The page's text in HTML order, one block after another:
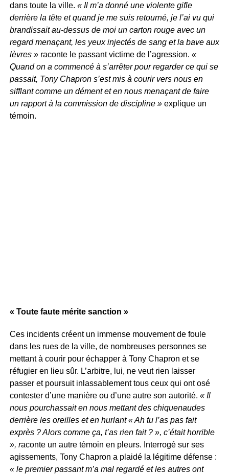
dans toute la ville. « Il m’a donné une violente gifle
derrière la tête et quand je me suis retourné, je l’ai vu qui
brandissait au-dessus de moi un carton rouge avec un
regard menaçant, les yeux injectés de sang et la bave aux
lèvres »raconte le passant victime de l’agression. «
Quand on a commencé à s’arrêter pour regarder ce qui se
passait, Tony Chapron s’est mis à courir vers nous en
sifflant comme un dément et en nous menaçant de faire
un rapport à la commission de discipline »explique un
témoin.
« Toute faute mérite sanction »
Ces incidents créent un immense mouvement de foule
dans les rues de la ville, de nombreuses personnes se
mettant à courir pour échapper à Tony Chapron et se
réfugier en lieu sûr. L’arbitre, lui, ne veut rien laisser
passer et poursuit inlassablement tous ceux qui ont osé
contester d’une manière ou d’une autre son autorité. « Il
nous pourchassait en nous mettant des chiquenaudes
derrière les oreilles et en hurlant « Ah tu l’as pas fait
exprès ? Alors comme ça, t’as rien fait ? », c’était horrible
», raconte un autre témoin en pleurs. Interrogé sur ses
agissements, Tony Chapron a plaidé la légitime défense :
« le premier passant m’a mal regardé et les autres ont